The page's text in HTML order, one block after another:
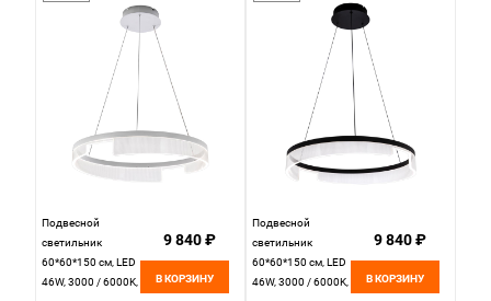
Подвесной
светильник
60*60*150 см, LED
46W, 3000 / 6000K,
9 840 ₽
В КОРЗИНУ
Подвесной
светильник
60*60*150 см, LED
46W, 3000 / 6000K,
9 840 ₽
В КОРЗИНУ